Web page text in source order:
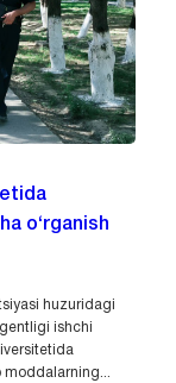
o‘rganish
huzuridagi
ishchi
moddalarning...